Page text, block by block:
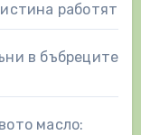
работят
в бъбреците
масло: